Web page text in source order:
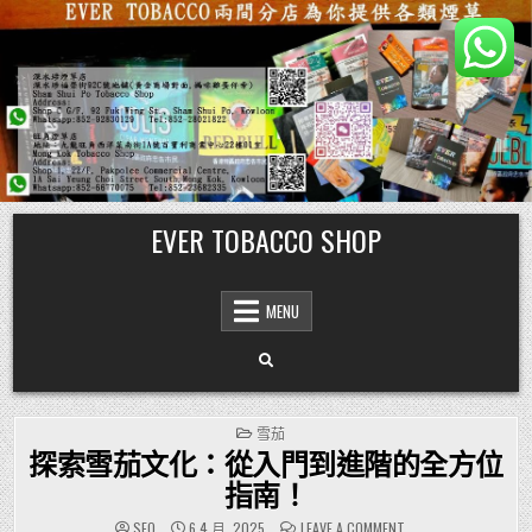
Skip
to
content
EVER TOBACCO SHOP
MENU
POSTED
IN
雪茄
探索雪茄文化：從入門到進階的全方位
指南！